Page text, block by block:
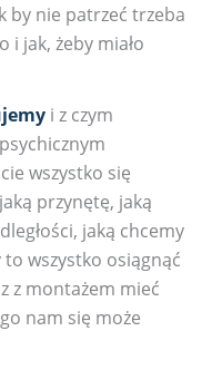
by nie patrzeć trzeba
i jak, żeby miało
i z czym
wszystko się
przynętę, jaką
jaką chcemy
wszystko osiągnąć
z montażem mieć
nam się może